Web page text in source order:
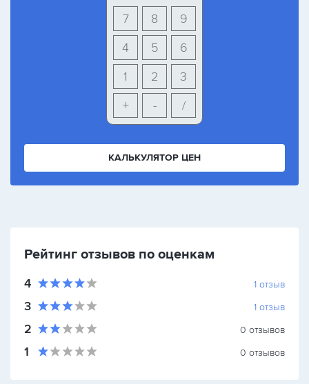
9
8
7
6
5
4
3
2
1
+
- /
КАЛЬКУЛЯТОР ЦЕН
Рейтинг отзывов по оценкам
4 1 отзыв
3 1 отзыв
2 0 отзывов
1 0 отзывов